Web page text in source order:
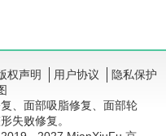
权声明 用户协议
隐私保护
、面部吸脂修复、面部轮
失败修复。